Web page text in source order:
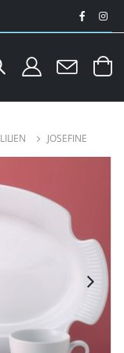
LILIEN JOSEFINE